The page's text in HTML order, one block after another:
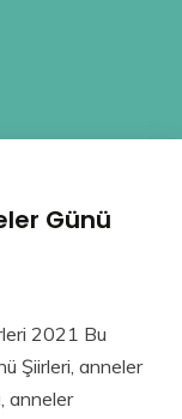
Günü
2021 Bu
Şiirleri, anneler
anneler